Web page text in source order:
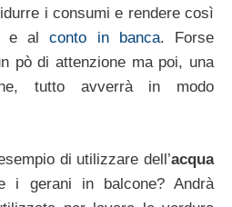
i consumi e rendere così
alconto in banca. Forse
pò di attenzione ma poi, una
tutto avverrà in modo
di utilizzare dell’acqua
i gerani in balcone? Andrà